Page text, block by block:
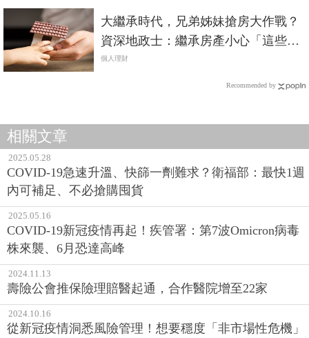
大繼承時代，兄弟姊妹搶房大作戰？
資深地政士：繼承房產小心「這些
事」！
個人理財
Recommended by
相關文章
2025.05.28
COVID-19急速升溫、快篩一劑難求？衛福部：最快1週
內可補足、不必搶購囤貨
2025.05.16
COVID-19新冠疫情再起！疾管署：第7波Omicron病毒
株來襲、6月恐達高峰
2024.11.13
壽險公會推保險理賠醫起通，合作醫院增至22家
2024.10.16
從新冠疫情洞悉風險管理！想要穩度「非市場性危機」